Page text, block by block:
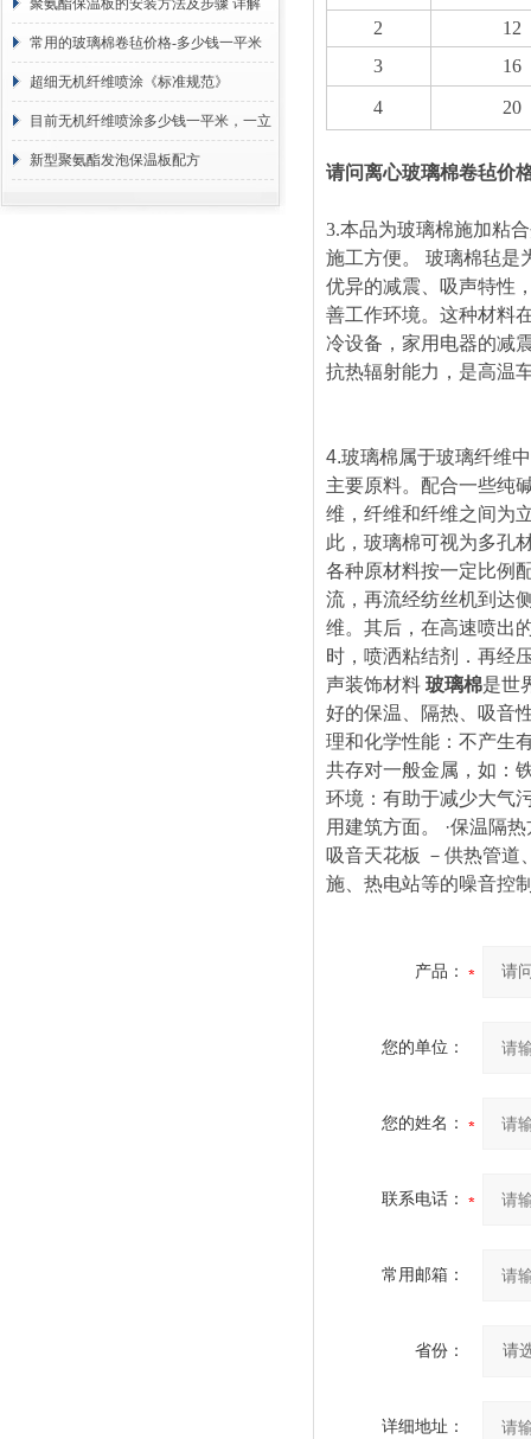
聚氨酯保温板的安装方法及步骤 详解
常用的玻璃棉卷毡价格-多少钱一平米
超细无机纤维喷涂《标准规范》
目前无机纤维喷涂多少钱一平米，一立
方 价格计算
新型聚氨酯发泡保温板配方
2
12
3
16
4 20
请问离心玻璃棉卷毡价
3.本品为玻璃棉施加粘
施工方便。 玻璃棉毡是
优异的减震、吸声特性
善工作环境。这种材料
冷设备，家用电器的减
抗热辐射能力，是高温
4.玻璃棉属于玻璃纤维
主要原料。配合一些纯
维，纤维和纤维之间为
此，玻璃棉可视为多孔
各种原材料按一定比例
流，再流经纺丝机到达
维。其后，在高速喷出
时，喷洒粘结剂．再经
声装饰材料 玻璃棉是世
好的保温、隔热、吸音
理和化学性能：不产生
共存对一般金属，如：
环境：有助于减少大气
用建筑方面。 ·保温隔
吸音天花板 －供热管道
施、热电站等的噪音
产品：
您的单位：
您的姓名：
联系电话：
常用邮箱：
省份：
详细地址：